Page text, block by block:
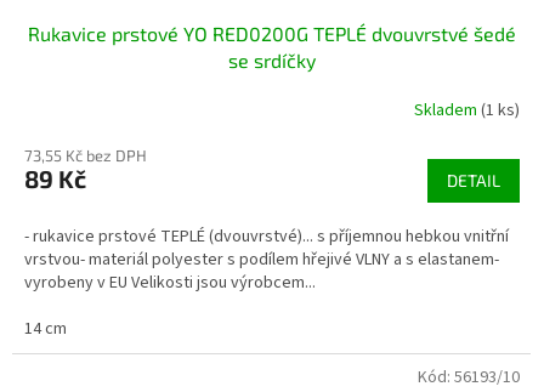
Rukavice prstové YO RED0200G TEPLÉ dvouvrstvé šedé
se srdíčky
Skladem (1 ks)
73,55 Kč bez DPH
89 Kč DETAIL
- rukavice prstové TEPLÉ (dvouvrstvé)... s příjemnou hebkou vnitřní
vrstvou- materiál polyester s podílem hřejivé VLNY a s elastanem-
vyrobeny v EU Velikosti jsou výrobcem...
14 cm
Kód: 56193/10